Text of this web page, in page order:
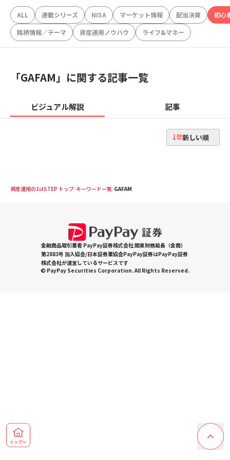
ALL 連載シリーズ NISA マーケット情報 配当決算
初心
銘柄情報／テーマ
資産運用ノウハウ ライフ&マネー
「GAFAM」に関する記事一覧
ビジュアル解説 記事
新しい順
資産運用の1stSTEP トップ キーワード一覧 GAFAM
金融商品取引業者 PayPay証券株式会社 関東財務局長（金商）
第2883号 加入協会/日本証券業協会PayPay証券はPayPay証券
株式会社が運営しているサービスです
© PayPay Securities Corporation. All Rights Reserved.